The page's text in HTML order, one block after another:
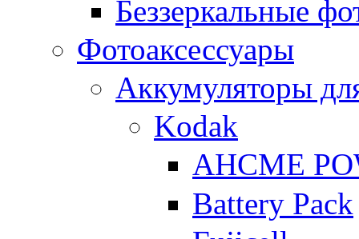
Беззеркальные
Фотоаксессуары
Аккумуляторы
Kodak
AHCME
Battery Pack